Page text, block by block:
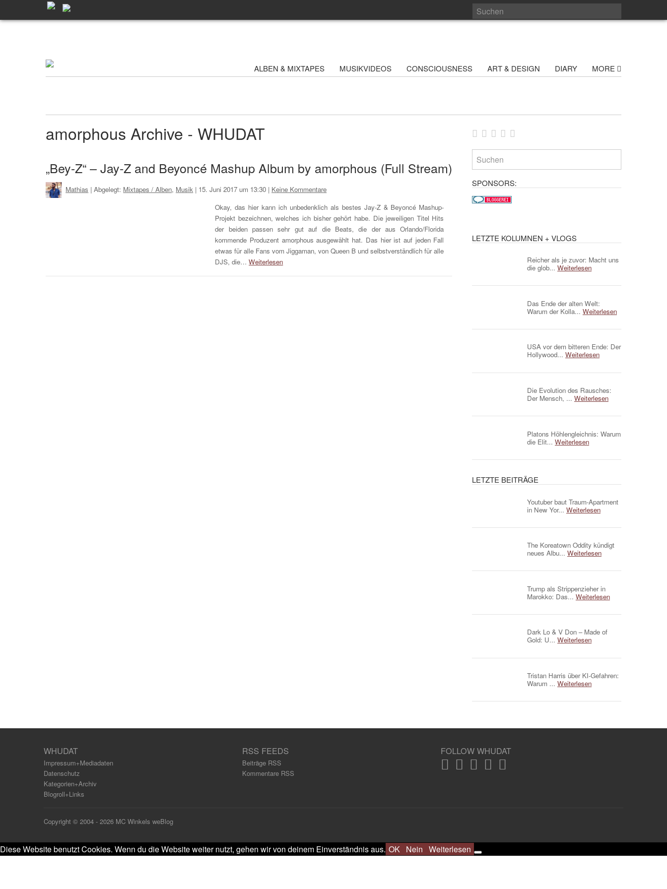
ALBEN & MIXTAPES MUSIKVIDEOS CONSCIOUSNESS ART & DESIGN DIARY MORE
amorphous Archive - WHUDAT
„Bey-Z“ – Jay-Z and Beyoncé Mashup Album by amorphous (Full Stream)
Mathias | Abgelegt: Mixtapes / Alben, Musik | 15. Juni 2017 um 13:30 | Keine Kommentare
Okay, das hier kann ich unbedenklich als bestes Jay-Z & Beyoncé Mashup-
Projekt bezeichnen, welches ich bisher gehört habe. Die jeweiligen Titel Hits
der beiden passen sehr gut auf die Beats, die der aus Orlando/Florida
kommende Produzent amorphous ausgewählt hat. Das hier ist auf jeden Fall
etwas für alle Fans vom Jiggaman, von Queen B und selbstverständlich für alle
DJS, die…Weiterlesen
SPONSORS:
LETZTE KOLUMNEN + VLOGS
Reicher als je zuvor: Macht uns
die glob... Weiterlesen
Das Ende der alten Welt:
Warum der Kolla... Weiterlesen
USA vor dem bitteren Ende: Der
Hollywood... Weiterlesen
Die Evolution des Rausches:
Der Mensch, ... Weiterlesen
Platons Höhlengleichnis: Warum
die Elit... Weiterlesen
LETZTE BEITRÄGE
Youtuber baut Traum-Apartment
in New Yor... Weiterlesen
The Koreatown Oddity kündigt
neues Albu... Weiterlesen
Trump als Strippenzieher in
Marokko: Das... Weiterlesen
Dark Lo & V Don – Made of
Gold: U... Weiterlesen
Tristan Harris über KI-Gefahren:
Warum ... Weiterlesen
WHUDAT
Impressum+Mediadaten
Datenschutz
Kategorien+Archiv
Blogroll+Links
RSS FEEDS
Beiträge RSS
Kommentare RSS
FOLLOW WHUDAT
Copyright © 2004 - 2026 MC Winkels weBlog
Diese Website benutzt Cookies. Wenn du die Website weiter nutzt, gehen wir von deinem Einverständnis aus. OK Nein Weiterlesen